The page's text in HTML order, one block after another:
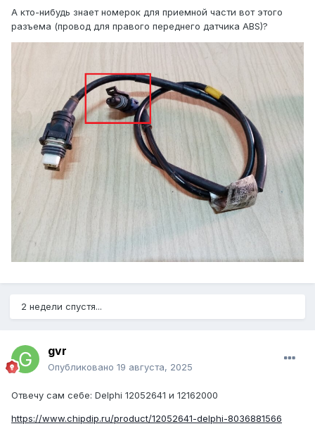
А кто-нибудь знает номерок для приемной части вот этого
разъема (провод для правого переднего датчика ABS)?
2 недели спустя...
gvr
Опубликовано 19 августа, 2025
Отвечу сам себе: Delphi 12052641 и 12162000
https://www.chipdip.ru/product/12052641-delphi-8036881566